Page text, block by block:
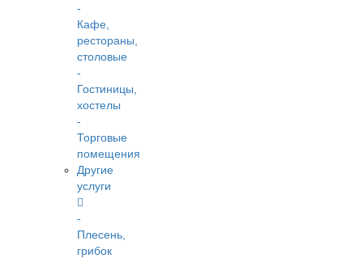
-
Кафе,
рестораны,
столовые
-
Гостиницы,
хостелы
-
Торговые
помещения
Другие
услуги
-
Плесень,
грибок